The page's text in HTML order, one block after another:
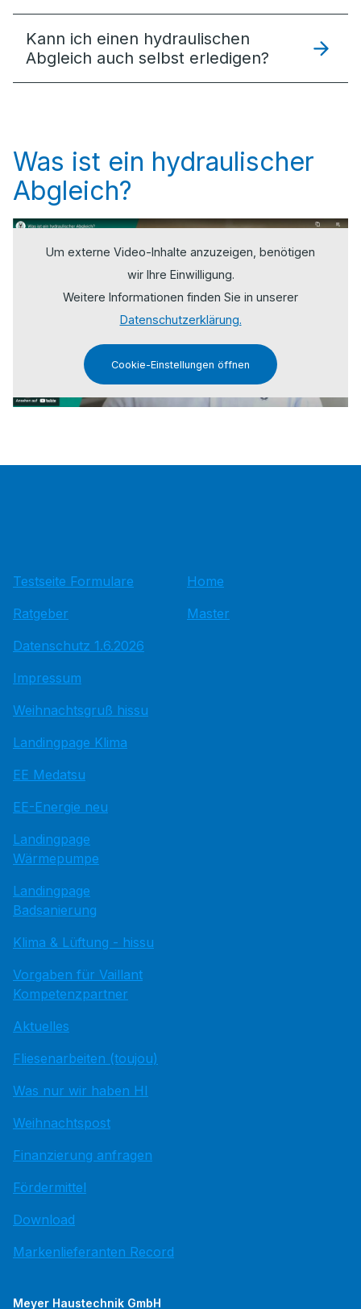
Kann ich einen hydraulischen
Abgleich auch selbst erledigen?
Was ist ein hydraulischer
Abgleich?
Um externe Video-Inhalte anzuzeigen, benötigen
wir Ihre Einwilligung.
Weitere Informationen finden Sie in unserer
Datenschutzerklärung.
Cookie-Einstellungen öffnen
Testseite Formulare
Ratgeber
Datenschutz 1.6.2026
Impressum
Weihnachtsgruß hissu
Landingpage Klima
EE Medatsu
EE-Energie neu
Landingpage
Wärmepumpe
Landingpage
Badsanierung
Klima & Lüftung - hissu
Vorgaben für Vaillant
Kompetenzpartner
Aktuelles
Fliesenarbeiten (toujou)
Was nur wir haben HI
Weihnachtspost
Finanzierung anfragen
Fördermittel
Download
Markenlieferanten Record
Home
Master
Meyer Haustechnik GmbH